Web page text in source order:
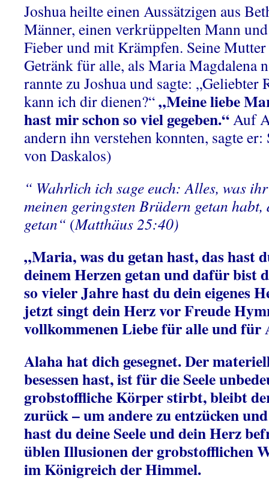
Joshua heilte einen Aussätzigen aus
Männer, einen verkrüppelten Mann
Fieber und mit Krämpfen. Seine Mutter
Getränk für alle, als Maria Magdalena
rannte zu Joshua und sagte:
kann ich dir dienen?“„Meine liebe
hast mir schon so viel gegeben.“Auf
andern ihn verstehen konnten, sagte
von Daskalos)
“ Wahrlich ich sage euch: Alles, was
meinen geringsten Brüdern getan
getan“ (Matthäus 25:40)
„Maria, was du getan hast, das hast
deinem Herzen getan und dafür bist
so vieler Jahre hast du dein eigenes
jetzt singt dein Herz vor Freude
vollkommenen Liebe für alle und für
Alaha hat dich gesegnet. Der
besessen hast, ist für die Seele
grobstoffliche Körper stirbt, bleibt
zurück – um andere zu entzücken
hast du deine Seele und dein Herz
üblen Illusionen der grobstofflichen
im Königreich der Himmel.